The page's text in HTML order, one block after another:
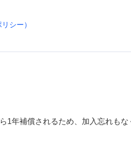
シー）
年補償されるため、加入忘れもな